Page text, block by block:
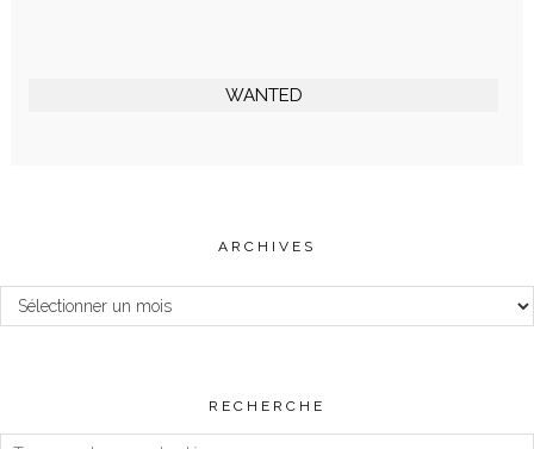
WANTED
ARCHIVES
Archives
RECHERCHE